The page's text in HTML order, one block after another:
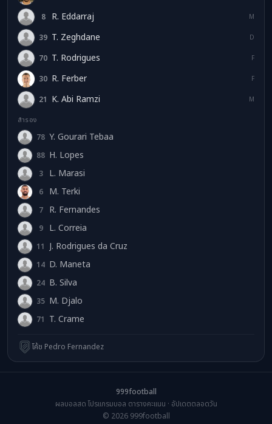
RE 8 R. Eddarraj M
TZ 39 T. Zeghdane D
TR 70 T. Rodrigues F
RF 30 R. Ferber F
KA 21 K. Abi Ramzi M
สำรอง
YG 78 Y. Gourari Tebaa
HL 88 H. Lopes
LM 3 L. Marasi
MT 6 M. Terki
RF 7 R. Fernandes
LC 9 L. Correia
JR 11 J. Rodrigues da Cruz
DM 14 D. Maneta
BS 24 B. Silva
MD 35 M. Djalo
TC 71 T. Crame
โค้ช Pedro Fernandez
999football
ผลบอลสด โปรแกรมบอล ตารางคะแนน · อัปเดตตลอดวัน
© 2026 999football